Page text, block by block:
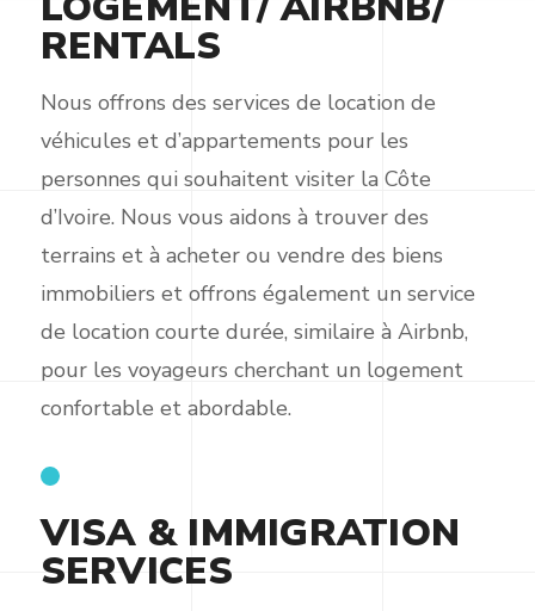
RENTALS
Nous offrons des services de location de
véhicules et d’appartements pour les
personnes qui souhaitent visiter la Côte
d’Ivoire. Nous vous aidons à trouver des
terrains et à acheter ou vendre des biens
immobiliers et offrons également un service
de location courte durée, similaire à Airbnb,
pour les voyageurs cherchant un logement
confortable et abordable.
VISA & IMMIGRATION
SERVICES